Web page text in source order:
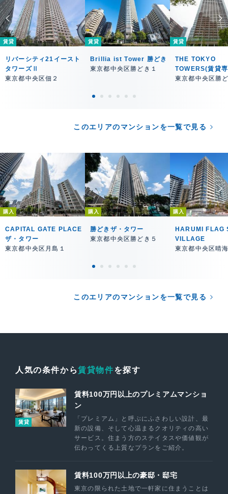
賃貸
リバーシティ21イースト
タワーズⅡ
東京都中央区佃２
賃貸
Brillia ist Tower 勝どき
東京都中央区勝どき１
賃貸
THE TOKYO
TOWERS(賃貸
東京都中央区勝
このエリアのマンションを一覧で見る
購入
CAPITAL GATE PLACE
ザ・タワー
東京都中央区月島１
購入
勝どきザ・タワー
東京都中央区勝どき５
購入
HARUMI FLAG
VILLAGE
東京都中央区晴
このエリアのマンションを一覧で見る
人気の条件から賃貸物件を探す
賃貸
賃料100万円以上のプレミアムマンショ
ン
「プレミアム」と呼ぶにふさわしい設計、最
新の設備、そして心温まるクオリティの高い
サービス。住まう方のステイタスや価値観が
伝わってくる上質なプランをご紹介。
賃料100万円以上の豪邸・邸宅
東京の限られた土地で一軒家に住まうことは